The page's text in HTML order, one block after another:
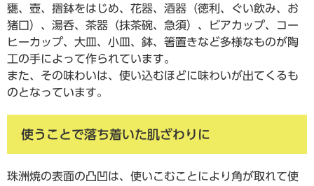
甕、壺、摺鉢をはじめ、花器、酒器（徳利、ぐい飲み、お
猪口）、湯呑、茶器（抹茶碗、急須）、ビアカップ、コー
ヒーカップ、大皿、小皿、鉢、箸置きなど多様なものが陶
工の手によって作られています。
また、その味わいは、使い込むほどに味わいが出てくるも
のとなっています。
使うことで落ち着いた肌ざわりに
珠洲焼の表面の凸凹は、使いこむことにより角が取れて使